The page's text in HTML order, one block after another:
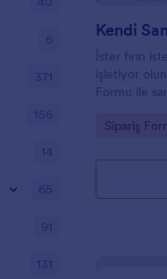
üzerinden
ettiğiniz
unutmayın
Stripe ve
yapmanızı
özel Menü
işlerini
Kendi
İster fırın
işletiyor
Formu ile
özelleştirin
yerleştirin!
bilgilerini
Go to
Sipariş
6
371
156
14
65
91
131